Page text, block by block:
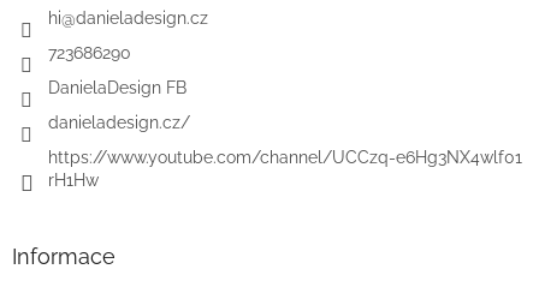
hi@danieladesign.cz
723686290
DanielaDesign FB
danieladesign.cz/
https://www.youtube.com/channel/UCCzq-e6Hg3NX4wlf01
rH1Hw
Informace